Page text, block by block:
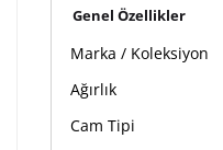
Genel Özellikler
Marka / Koleksiyon
Ağırlık
Cam Tipi